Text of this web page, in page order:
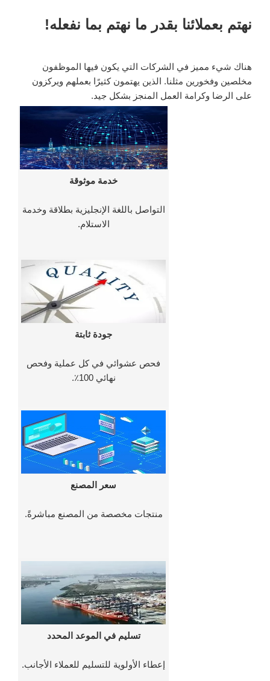
نهتم بعملائنا بقدر ما نهتم بما نفعله!
هناك شيء مميز في الشركات التي يكون فيها الموظفون
مخلصين وفخورين مثلنا. الذين يهتمون كثيرًا بعملهم ويركزون
على الرضا وكرامة العمل المنجز بشكل جيد.
خدمة موثوقة
التواصل باللغة الإنجليزية بطلاقة وخدمة
الاستلام.
جودة ثابتة
فحص عشوائي في كل عملية وفحص
نهائي 100٪.
سعر المصنع
منتجات مخصصة من المصنع مباشرةً.
تسليم في الموعد المحدد
إعطاء الأولوية للتسليم للعملاء الأجانب.